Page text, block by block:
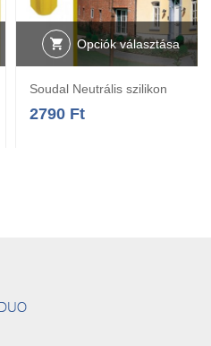
Opciók választása
Soudal Neutrális szilikon
2790 Ft